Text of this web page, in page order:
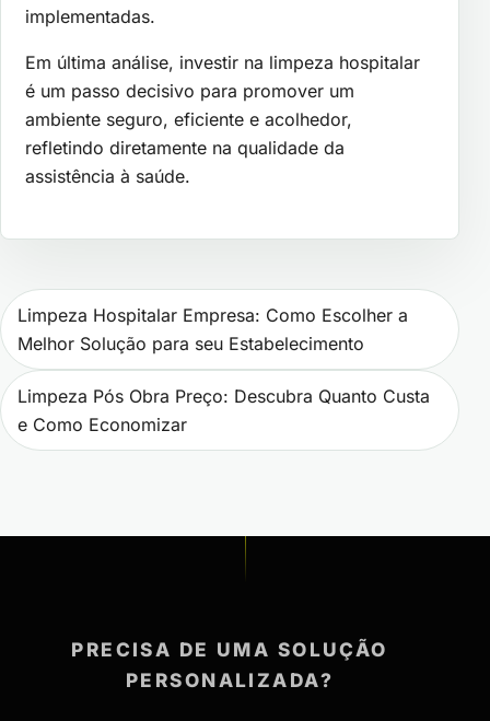
implementadas.
Em última análise, investir na limpeza hospitalar
é um passo decisivo para promover um
ambiente seguro, eficiente e acolhedor,
refletindo diretamente na qualidade da
assistência à saúde.
Navegação de Post
Limpeza Hospitalar Empresa: Como Escolher a
Melhor Solução para seu Estabelecimento
Limpeza Pós Obra Preço: Descubra Quanto Custa
e Como Economizar
PRECISA DE UMA SOLUÇÃO
PERSONALIZADA?